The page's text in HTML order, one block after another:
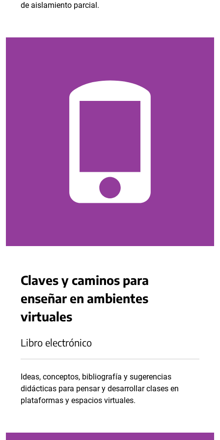
de aislamiento parcial.
Claves y caminos para
enseñar en ambientes
virtuales
Libro electrónico
Ideas, conceptos, bibliografía y sugerencias
didácticas para pensar y desarrollar clases en
plataformas y espacios virtuales.